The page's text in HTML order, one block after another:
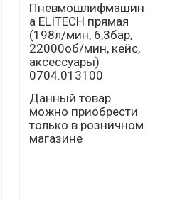
Пневмошлифмашин
а ELITECH прямая
(198л/мин, 6,3бар,
22000об/мин, кейс,
аксессуары)
0704.013100
Данный товар
можно приобрести
только в розничном
магазине